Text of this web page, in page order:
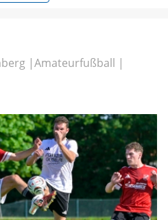
Amateurfußball